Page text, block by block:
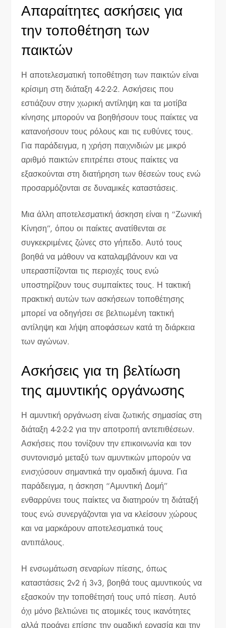
Απαραίτητες ασκήσεις για
την τοποθέτηση των
παικτών
Η αποτελεσματική τοποθέτηση των παικτών είναι
κρίσιμη στη διάταξη 4-2-2-2. Ασκήσεις που
εστιάζουν στην χωρική αντίληψη και τα μοτίβα
κίνησης μπορούν να βοηθήσουν τους παίκτες να
κατανοήσουν τους ρόλους και τις ευθύνες τους.
Για παράδειγμα, η χρήση παιχνιδιών με μικρό
αριθμό παικτών επιτρέπει στους παίκτες να
εξασκούνται στη διατήρηση των θέσεών τους ενώ
προσαρμόζονται σε δυναμικές καταστάσεις.
Μια άλλη αποτελεσματική άσκηση είναι η “Ζωνική
Κίνηση”, όπου οι παίκτες ανατίθενται σε
συγκεκριμένες ζώνες στο γήπεδο. Αυτό τους
βοηθά να μάθουν να καταλαμβάνουν και να
υπερασπίζονται τις περιοχές τους ενώ
υποστηρίζουν τους συμπαίκτες τους. Η τακτική
πρακτική αυτών των ασκήσεων τοποθέτησης
μπορεί να οδηγήσει σε βελτιωμένη τακτική
αντίληψη και λήψη αποφάσεων κατά τη διάρκεια
των αγώνων.
Ασκήσεις για τη βελτίωση
της αμυντικής οργάνωσης
Η αμυντική οργάνωση είναι ζωτικής σημασίας στη
διάταξη 4-2-2-2 για την αποτροπή αντεπιθέσεων.
Ασκήσεις που τονίζουν την επικοινωνία και τον
συντονισμό μεταξύ των αμυντικών μπορούν να
ενισχύσουν σημαντικά την ομαδική άμυνα. Για
παράδειγμα, η άσκηση “Αμυντική Δομή”
ενθαρρύνει τους παίκτες να διατηρούν τη διάταξή
τους ενώ συνεργάζονται για να κλείσουν χώρους
και να μαρκάρουν αποτελεσματικά τους
αντιπάλους.
Η ενσωμάτωση σεναρίων πίεσης, όπως
καταστάσεις 2v2 ή 3v3, βοηθά τους αμυντικούς να
εξασκούν την τοποθέτησή τους υπό πίεση. Αυτό
όχι μόνο βελτιώνει τις ατομικές τους ικανότητες
αλλά προάγει επίσης την ομαδική εργασία και την